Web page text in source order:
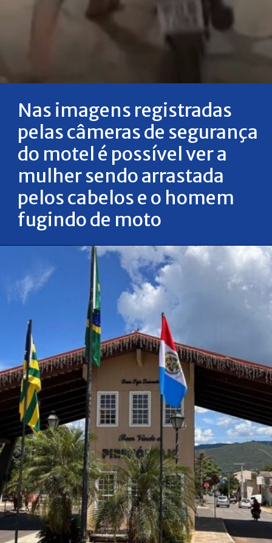
Nas imagens registradas
pelas câmeras de segurança
do motel é possível ver a
mulher sendo arrastada
pelos cabelos e o homem
fugindo de moto